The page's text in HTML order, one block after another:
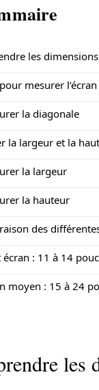
les dimensions
mesurer
la diagonale
la largeur et la
la largeur
la hauteur
des
écran : 11 à 14
moyen : 15 à 24
les